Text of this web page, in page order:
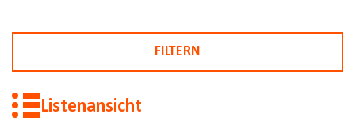
FILTERN
Listenansicht